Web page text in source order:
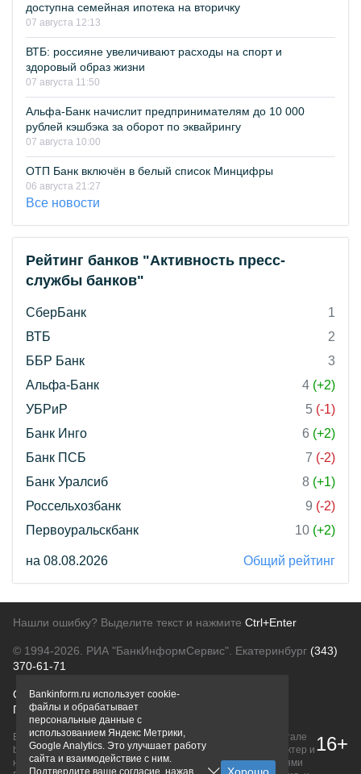
доступна семейная ипотека на вторичку
07 августа 12:13
ВТБ: россияне увеличивают расходы на спорт и
здоровый образ жизни
07 августа 11:50
Альфа-Банк начислит предпринимателям до 10 000
рублей кэшбэка за оборот по эквайрингу
07 августа 10:00
ОТП Банк включён в белый список Минцифры
06 августа 21:27
Все новости
Рейтинг банков "Активность пресс-
службы банков"
СберБанк
1
ВТБ
2
ББР Банк
3
Альфа-Банк
4 (+2)
УБРиР
5 (-1)
Банк Инго
6 (+2)
Банк ПСБ
7 (-2)
Банк Уралсиб
8 (+1)
Россельхозбанк
9 (-2)
Первоуральскбанк
10 (+2)
на 08.08.2026 Общий рейтинг
Нашли ошибку? Выделите текст и нажмите Ctrl+Enter
© 1994-2026. РИА "БанкИнформСервис". Екатеринбург (343)
370-61-71
О проектеПолитика конфиденциальности
Правовая информацияДля рекламодателей
Вся информация о продуктах банков, размещенная на портале
bankinform.ru, носит исключительно ознакомительный характер и
не является публичной офертой, определяемой положениями
16+
Bankinform.ru использует cookie-
файлы и обрабатывает
персональные данные с
использованием Яндекс Метрики,
Google Analytics. Это улучшает работу
сайта и взаимодействие с ним.
Подтвердите ваше согласие, нажав